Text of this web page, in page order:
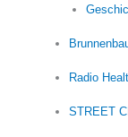
Radio
STREET